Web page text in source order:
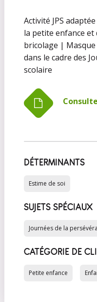
Activité JPS
la petite enfance et
bricolage |
dans le cadre des
scolaire
DÉTERMINANTS
Estime de soi
SUJETS SPÉCIAUX
Journées de la
CATÉGORIE DE
Petite enfance